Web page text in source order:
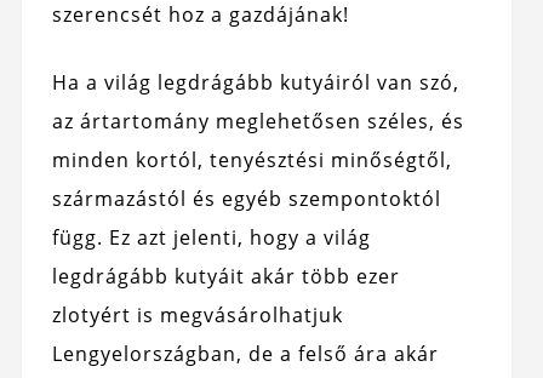
szerencsét hoz a gazdájának!
Ha a világ legdrágább kutyáiról van szó,
az ártartomány meglehetősen széles, és
minden kortól, tenyésztési minőségtől,
származástól és egyéb szempontoktól
függ. Ez azt jelenti, hogy a világ
legdrágább kutyáit akár több ezer
zlotyért is megvásárolhatjuk
Lengyelországban, de a felső ára akár